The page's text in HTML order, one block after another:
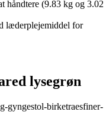
håndtere (9.83 kg og 3.02
læderplejemiddel for
lysegrøn
gyngestol-birketraesfiner-